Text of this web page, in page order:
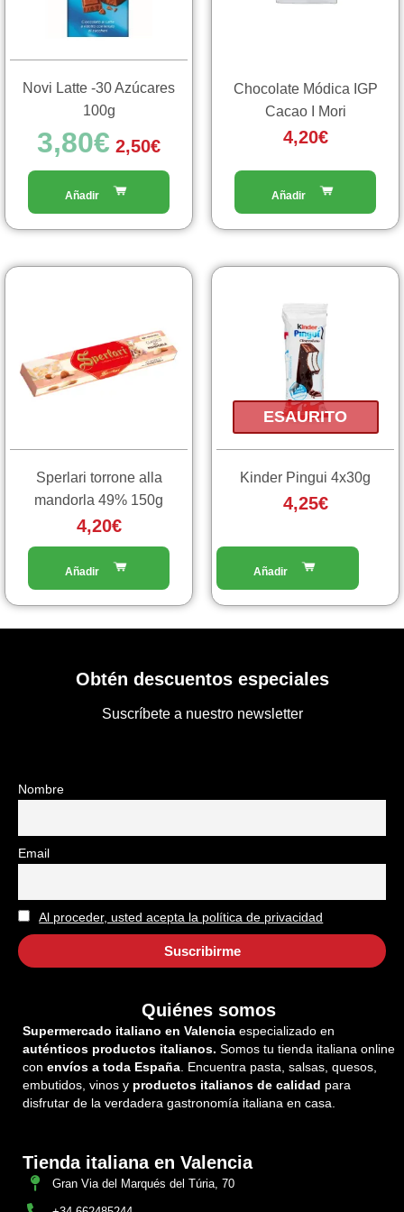
Novi Latte -30 Azúcares
100g
3,80€ 2,50€
Chocolate Módica IGP
Cacao I Mori
4,20€
Sperlari torrone alla
mandorla 49% 150g
4,20€
ESAURITO
Kinder Pingui 4x30g
4,25€
Obtén descuentos especiales
Suscríbete a nuestro newsletter
Nombre
Email
Al proceder, usted acepta la política de privacidad
Quiénes somos
Supermercado italiano en Valencia especializado en
auténticos productos italianos. Somos tu tienda italiana online
con envíos a toda España. Encuentra pasta, salsas, quesos,
embutidos, vinos y productos italianos de calidad para
disfrutar de la verdadera gastronomía italiana en casa.
Tienda italiana en Valencia
Gran Via del Marqués del Túria, 70